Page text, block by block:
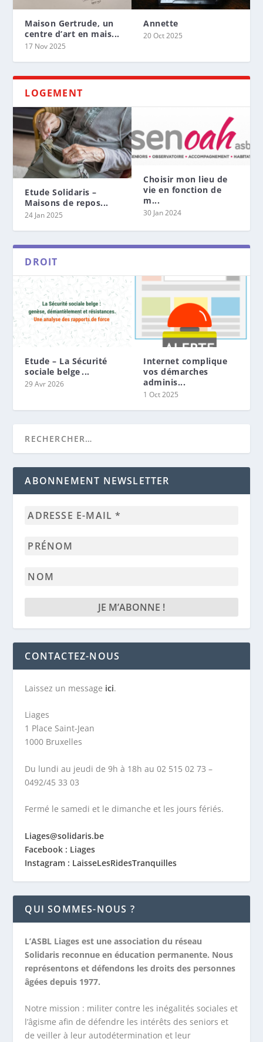
Maison Gertrude, un
centre d’art en mais...
17 Nov 2025
Annette
20 Oct 2025
LOGEMENT
Etude Solidaris –
Maisons de repos...
24 Jan 2025
Choisir mon lieu de
vie en fonction de
m...
30 Jan 2024
DROIT
Etude – La Sécurité
sociale belge ...
29 Avr 2026
Internet complique
vos démarches
adminis...
1 Oct 2025
ABONNEMENT NEWSLETTER
Adresse
*
Prénom
Nom
CONTACTEZ-NOUS
Laissez un message ici.
Liages
1 Place Saint-Jean
1000 Bruxelles
Du lundi au jeudi de 9h à 18h au 02 515 02 73 –
0492/45 33 03
Fermé le samedi et le dimanche et les jours fériés.
Liages@solidaris.be
Facebook : Liages
Instagram : LaisseLesRidesTranquilles
QUI SOMMES-NOUS ?
L’ASBL Liages est une association du réseau
Solidaris reconnue en éducation permanente. Nous
représentons et défendons les droits des personnes
âgées depuis 1977.
Notre mission : militer contre les inégalités sociales et
l’âgisme afin de défendre les intérêts des seniors et
de veiller à leur autodétermination et leur